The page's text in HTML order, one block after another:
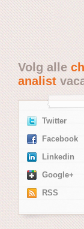
Volg alle
analist
Twitter
Facebook
Linkedin
Google+
RSS